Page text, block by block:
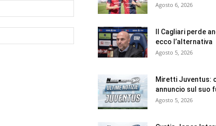
Agosto 6, 2026
Il Cagliari perde
ecco l’alternativa
Agosto 5, 2026
Miretti Juventus:
annuncio sul suo
Agosto 5, 2026